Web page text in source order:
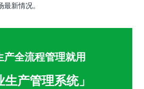
新情况。
产全流程管理就用
生产管理系统」